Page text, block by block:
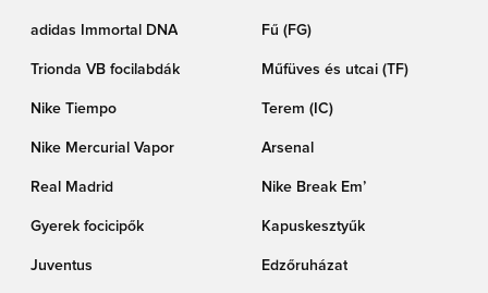
adidas Immortal DNA Fű (FG)
Trionda VB focilabdák Műfüves és utcai (TF)
Nike Tiempo Terem (IC)
Nike Mercurial Vapor Arsenal
Real Madrid Nike Break Em’
Gyerek focicipők Kapuskesztyűk
Juventus Edzőruházat